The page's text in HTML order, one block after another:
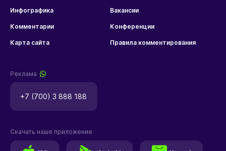
Инфографика Вакансии
Комментарии Конференции
Карта сайта Правила комментирования
Реклама
+7 (700) 3 888 188
Скачать наше приложение